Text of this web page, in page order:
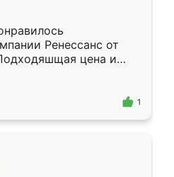
Ренессанс от
цена и
Приехавший
Владислав
эскизу самый
1